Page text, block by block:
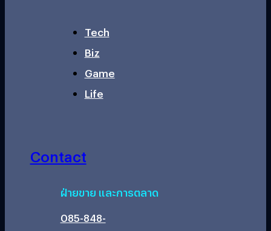
Tech
Biz
Game
Life
Contact
ฝ่ายขาย และการตลาด
085-848-